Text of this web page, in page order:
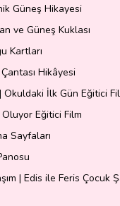
Güneş Hikayesi
ve Güneş Kuklası
Kartları
Hikâyesi
Okuldaki İlk Gün Eğitici
Eğitici Film
Sayfaları
| Edis ile Feris Çocuk